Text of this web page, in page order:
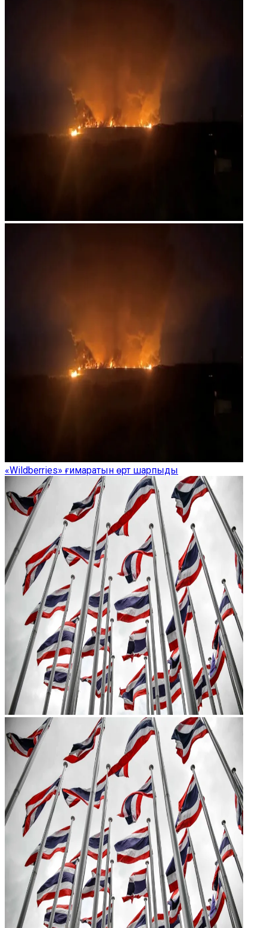
«Wildberries» ғимаратын өрт шарпыды